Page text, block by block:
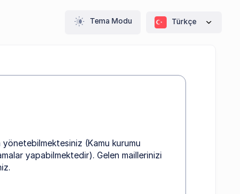
Tema Modu Türkçe
(Kamu kurumu
yapabilmektedir). Gelen maillerinizi